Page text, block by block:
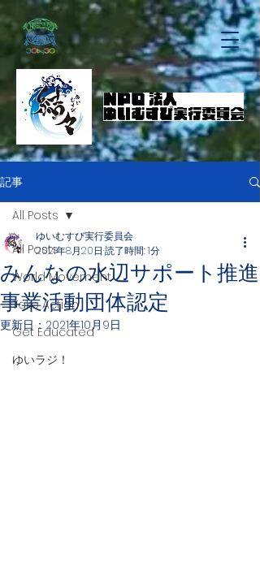
記事
All Posts
World Movement
Take Action
Get Educated
ゆいラジ！
All Posts
みんなの水辺サポート推進
事業活動団体認定
ゆいむすび実行委員会
2021年8月20日 読了時間: 1分
更新日： 2021年10月9日